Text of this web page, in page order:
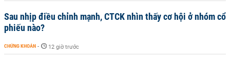
Sau nhịp điều chỉnh mạnh, CTCK nhìn thấy cơ hội ở nhóm cổ
phiếu nào?
CHỨNG KHOÁN - 12 giờ trước